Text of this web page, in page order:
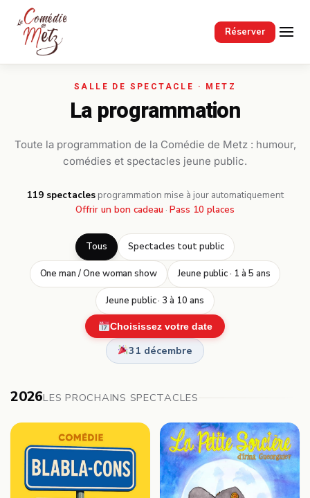
Réserver
Passer au contenu principal
La programmation
Toute la programmation de la Comédie de Metz : humour,
comédies et spectacles jeune public.
119 spectacles· programmation mise à jour automatiquement
Offrir un bon cadeau · Pass 10 places
Tous Spectacles tout public
One man / One woman show Jeune public · 1 à 5 ans
Jeune public · 3 à 10 ans
Choisissez votre date
31 décembre
2026LES PROCHAINS SPECTACLES